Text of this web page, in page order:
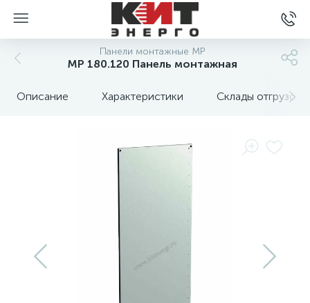
Панели монтажные MP
MP 180.120 Панель монтажная
Описание Характеристики Склады отгрузок